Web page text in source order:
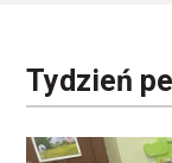
Tydzień